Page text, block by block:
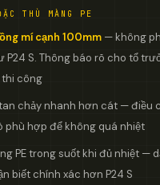
THÙ MÀNG PE
mí cạnh 100mm— không
P24 S. Thông báo rõ cho tổ
thi công
tan chảy nhanh hơn cát — điều
phù hợp để không quá nhiệt
PE trong suốt khi đủ nhiệt —
biết chính xác hơn P24 S